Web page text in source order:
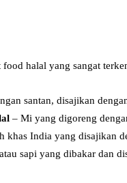
halal yang sangat
santan, disajikan
– Mi yang digoreng
khas India yang disajikan
sapi yang dibakar dan